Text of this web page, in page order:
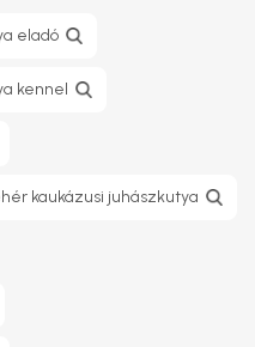
eladó
kennel
kaukázusi juhászkutya